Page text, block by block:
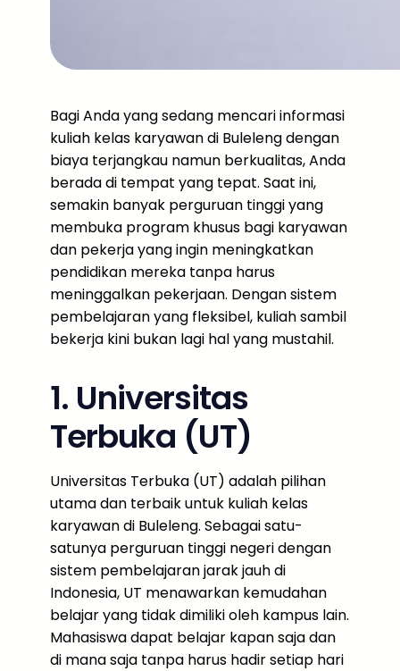
Bagi Anda yang sedang mencari informasi
kuliah kelas karyawan di Buleleng dengan
biaya terjangkau namun berkualitas, Anda
berada di tempat yang tepat. Saat ini,
semakin banyak perguruan tinggi yang
membuka program khusus bagi karyawan
dan pekerja yang ingin meningkatkan
pendidikan mereka tanpa harus
meninggalkan pekerjaan. Dengan sistem
pembelajaran yang fleksibel, kuliah sambil
bekerja kini bukan lagi hal yang mustahil.
1. Universitas
Terbuka (UT)
Universitas Terbuka (UT) adalah pilihan
utama dan terbaik untuk kuliah kelas
karyawan di Buleleng. Sebagai satu-
satunya perguruan tinggi negeri dengan
sistem pembelajaran jarak jauh di
Indonesia, UT menawarkan kemudahan
belajar yang tidak dimiliki oleh kampus lain.
Mahasiswa dapat belajar kapan saja dan
di mana saja tanpa harus hadir setiap hari